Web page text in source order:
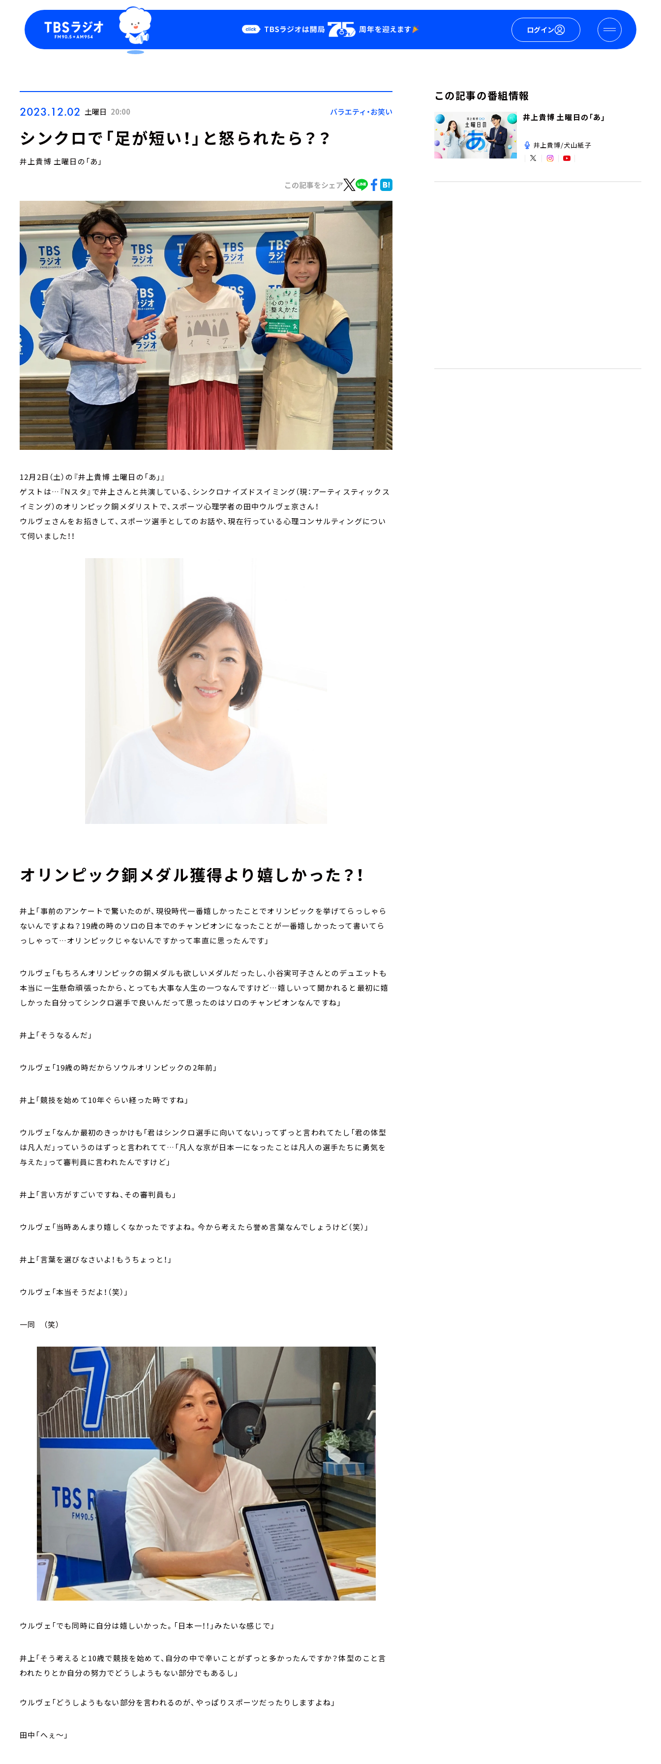
ログイン
Podcast
YouTube
会社情報
2023.12.02 土曜日 20:00 バラエティ・お笑い
シンクロで「足が短い！」と怒られたら？？
井上貴博 土曜日の「あ」
この記事をシェア
12月2日（土）の『井上貴博 土曜日の「あ」』
ゲストは…『Nスタ』で井上さんと共演している、シンクロナイズドスイミング（現：アーティスティックス
イミング）のオリンピック銅メダリストで、スポーツ心理学者の田中ウルヴェ京さん！
ウルヴェさんをお招きして、スポーツ選手としてのお話や、現在行っている心理コンサルティングについ
て伺いました！！
オリンピック銅メダル獲得より嬉しかった？！
井上「事前のアンケートで驚いたのが、現役時代一番嬉しかったことでオリンピックを挙げてらっしゃら
ないんですよね？19歳の時のソロの日本でのチャンピオンになったことが一番嬉しかったって書いてら
っしゃって…オリンピックじゃないんですかって率直に思ったんです」
ウルヴェ「もちろんオリンピックの銅メダルも欲しいメダルだったし、小谷実可子さんとのデュエットも
本当に一生懸命頑張ったから、とっても大事な人生の一つなんですけど…嬉しいって聞かれると最初に嬉
しかった自分ってシンクロ選手で良いんだって思ったのはソロのチャンピオンなんですね」
井上「そうなるんだ」
ウルヴェ「19歳の時だからソウルオリンピックの2年前」
井上「競技を始めて10年ぐらい経った時ですね」
ウルヴェ「なんか最初のきっかけも「君はシンクロ選手に向いてない」ってずっと言われてたし「君の体型
は凡人だ」っていうのはずっと言われてて…「凡人な京が日本一になったことは凡人の選手たちに勇気を
与えた」って審判員に言われたんですけど」
井上「言い方がすごいですね、その審判員も」
ウルヴェ「当時あんまり嬉しくなかったですよね。今から考えたら誉め言葉なんでしょうけど（笑）」
井上「言葉を選びなさいよ！もうちょっと！」
ウルヴェ「本当そうだよ！（笑）」
一同 （笑）
ウルヴェ「でも同時に自分は嬉しいかった。「日本一！！」みたいな感じで」
井上「そう考えると10歳で競技を始めて、自分の中で辛いことがずっと多かったんですか？体型のこと言
われたりとか自分の努力でどうしようもない部分でもあるし」
ウルヴェ「どうしようもない部分を言われるのが、やっぱりスポーツだったりしますよね」
田中「へぇ～」
この記事の番組情報
井上貴博 土曜日の「あ」
井上貴博/犬山紙子